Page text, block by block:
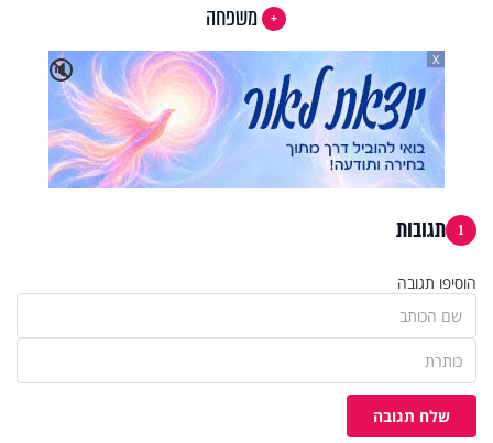
משפחה
🔇
X
1 תגובות
הוסיפו תגובה
שלח תגובה